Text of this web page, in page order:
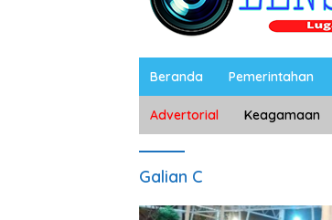
Beranda Pemerintahan
Advertorial Keagamaan
Galian C